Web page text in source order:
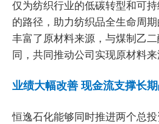
仅为纺织行业的低碳转型和可
的路径，助力纺织品全生命周
丰富了原材料来源，与煤制乙
同，共同推动公司实现原材料来
业绩大幅改善 现金流支撑长
恒逸石化能够同时推进两个总